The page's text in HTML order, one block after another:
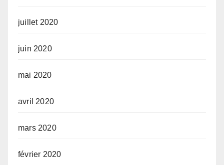
juillet 2020
juin 2020
mai 2020
avril 2020
mars 2020
février 2020